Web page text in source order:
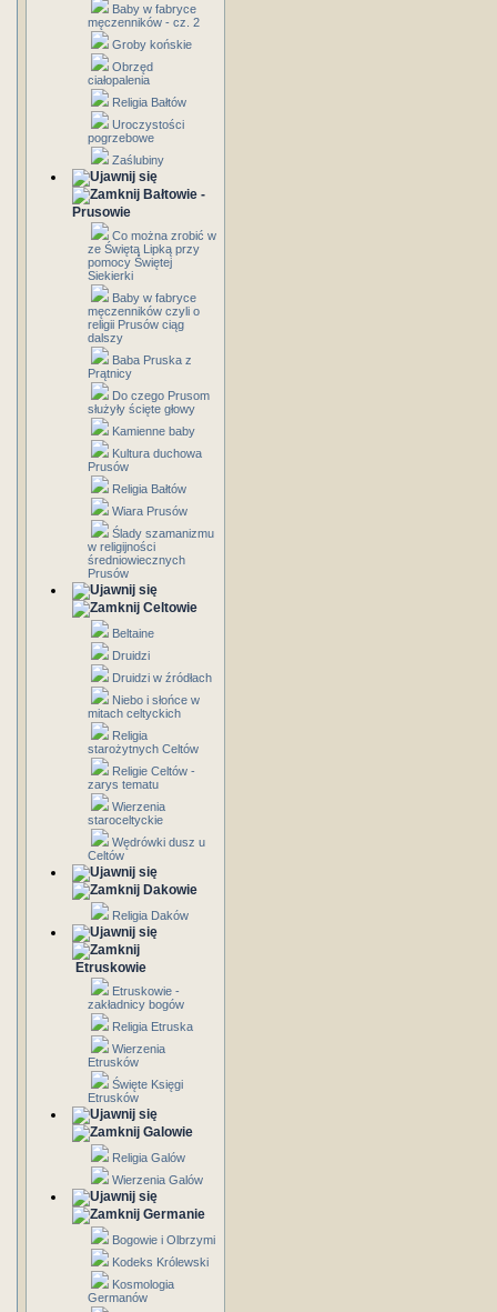
Baby w fabryce
męczenników - cz. 2
Groby końskie
Obrzęd
ciałopalenia
Religia Bałtów
Uroczystości
pogrzebowe
Zaślubiny
Bałtowie -
Prusowie
Co można zrobić w
ze Świętą Lipką przy
pomocy Świętej
Siekierki
Baby w fabryce
męczenników czyli o
religii Prusów ciąg
dalszy
Baba Pruska z
Prątnicy
Do czego Prusom
służyły ścięte głowy
Kamienne baby
Kultura duchowa
Prusów
Religia Bałtów
Wiara Prusów
Ślady szamanizmu
w religijności
średniowiecznych
Prusów
Celtowie
Beltaine
Druidzi
Druidzi w źródłach
Niebo i słońce w
mitach celtyckich
Religia
starożytnych Celtów
Religie Celtów -
zarys tematu
Wierzenia
staroceltyckie
Wędrówki dusz u
Celtów
Dakowie
Religia Daków
Etruskowie
Etruskowie -
zakładnicy bogów
Religia Etruska
Wierzenia
Etrusków
Święte Księgi
Etrusków
Galowie
Religia Galów
Wierzenia Galów
Germanie
Bogowie i Olbrzymi
Kodeks Królewski
Kosmologia
Germanów